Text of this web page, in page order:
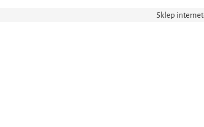
Sklep